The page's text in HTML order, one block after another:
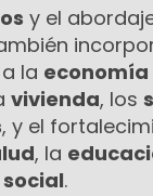
y el
la
vivienda, los
, y el
, la
.